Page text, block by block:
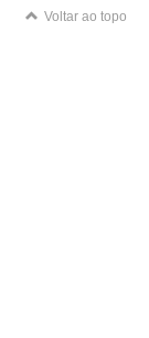
Voltar ao topo